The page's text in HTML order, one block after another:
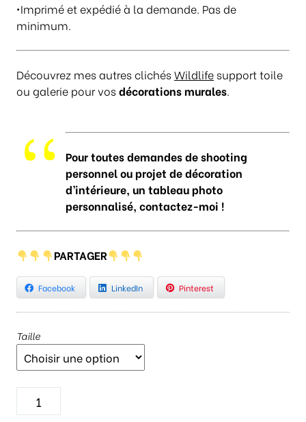
•Imprimé et expédié à la demande. Pas de
minimum.
Découvrez mes autres clichésWildlifesupport toile
ou galerie pour vosdécorations murales.
Pour toutes demandes de shooting
personnel ou projet de décoration
d’intérieure, un tableau photo
personnalisé, contactez-moi !
PARTAGER
Facebook LinkedIn Pinterest
Taille
q
u